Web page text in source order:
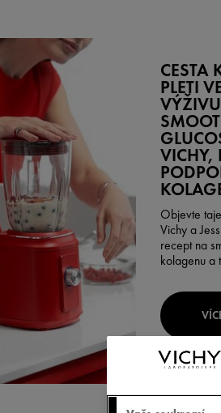
CESTA
PLETI
VICHY,
Objevte
Vichy a
recept na
kolagenu a